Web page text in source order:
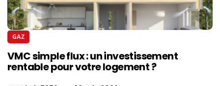
GAZ
VMC simple flux : un investissement
rentable pour votre logement ?